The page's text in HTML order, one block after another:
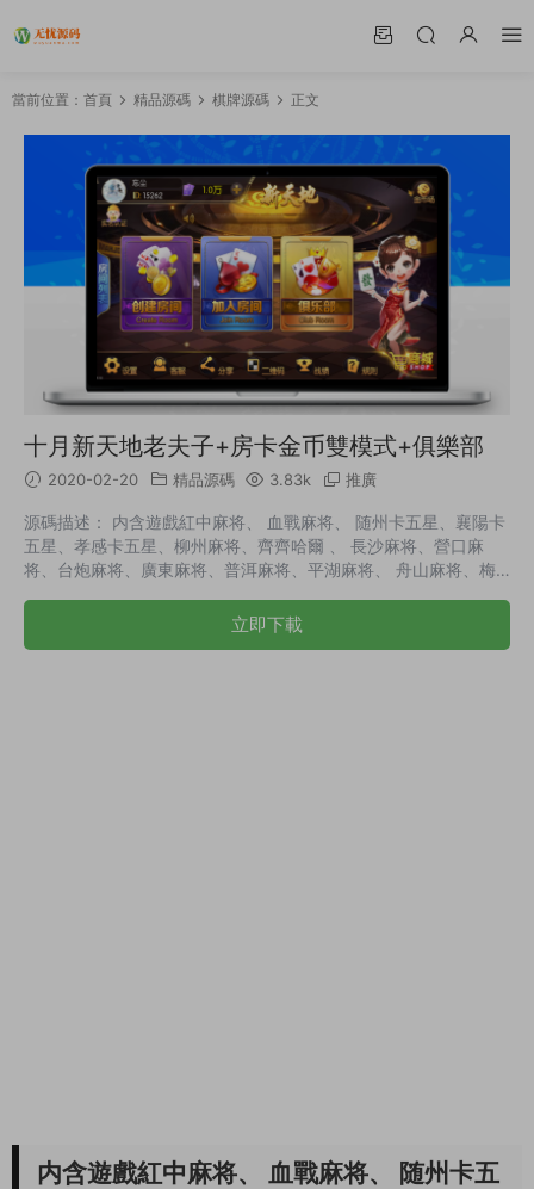
當前位置： 首頁 精品源碼 棋牌源碼 正文
十月新天地老夫子+房卡金币雙模式+俱樂部
2020-02-20 精品源碼 3.83k 推廣
源碼描述： 内含遊戲紅中麻将、 血戰麻将、 随州卡五星、襄陽卡
五星、孝感卡五星、柳州麻将、齊齊哈爾 、 長沙麻将、營口麻
将、台炮麻将、廣東麻将、普洱麻将、平湖麻将、 舟山麻将、梅
水、拼天九、推筒子、跑胡子、百家樂、百人牛牛、财神到、二八
杠 等等！ 視頻教程：
立即下載
内含遊戲紅中麻将、 血戰麻将、 随州卡五